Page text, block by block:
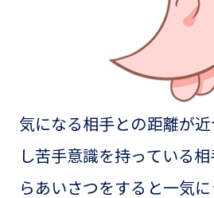
気になる相手との距離が
し苦手意識を持っている
らあいさつをすると一気